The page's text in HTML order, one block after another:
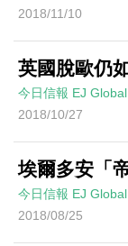
2018/11/10
英國脫歐仍
今日信報 EJ Global
2018/10/27
埃爾多安「
今日信報 EJ Global
2018/08/25